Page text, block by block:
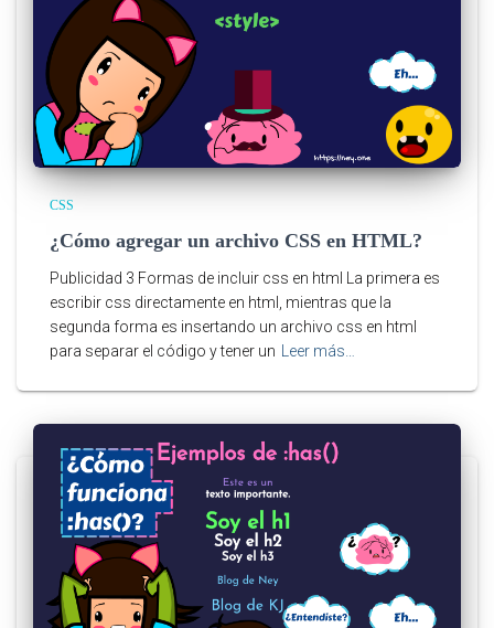
CSS
¿Cómo agregar un archivo CSS en HTML?
Publicidad 3 Formas de incluir css en html La primera es
escribir css directamente en html, mientras que la
segunda forma es insertando un archivo css en html
para separar el código y tener un Leer más…